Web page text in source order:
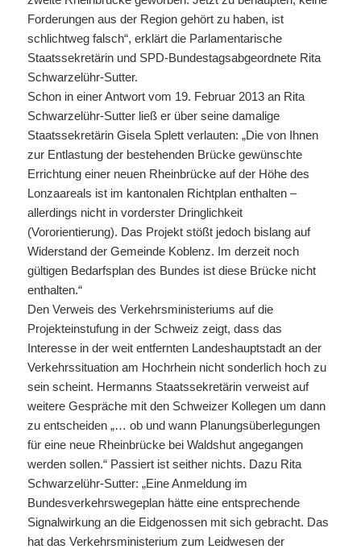
Forderungen aus der Region gehört zu haben, ist
schlichtweg falsch“, erklärt die Parlamentarische
Staatssekretärin und SPD-Bundestagsabgeordnete Rita
Schwarzelühr-Sutter.
Schon in einer Antwort vom 19. Februar 2013 an Rita
Schwarzelühr-Sutter ließ er über seine damalige
Staatssekretärin Gisela Splett verlauten: „Die von Ihnen
zur Entlastung der bestehenden Brücke gewünschte
Errichtung einer neuen Rheinbrücke auf der Höhe des
Lonzaareals ist im kantonalen Richtplan enthalten –
allerdings nicht in vorderster Dringlichkeit
(Vororientierung). Das Projekt stößt jedoch bislang auf
Widerstand der Gemeinde Koblenz. Im derzeit noch
gültigen Bedarfsplan des Bundes ist diese Brücke nicht
enthalten.“
Den Verweis des Verkehrsministeriums auf die
Projekteinstufung in der Schweiz zeigt, dass das
Interesse in der weit entfernten Landeshauptstadt an der
Verkehrssituation am Hochrhein nicht sonderlich hoch zu
sein scheint. Hermanns Staatssekretärin verweist auf
weitere Gespräche mit den Schweizer Kollegen um dann
zu entscheiden „… ob und wann Planungsüberlegungen
für eine neue Rheinbrücke bei Waldshut angegangen
werden sollen.“ Passiert ist seither nichts. Dazu Rita
Schwarzelühr-Sutter: „Eine Anmeldung im
Bundesverkehrswegeplan hätte eine entsprechende
Signalwirkung an die Eidgenossen mit sich gebracht. Das
hat das Verkehrsministerium zum Leidwesen der